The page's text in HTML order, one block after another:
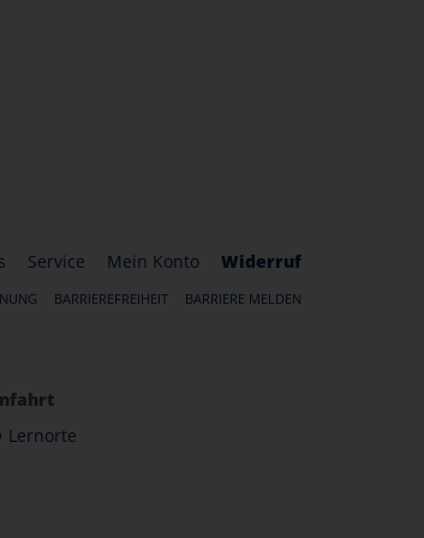
Service Mein Konto Widerruf
BARRIEREFREIHEIT BARRIERE MELDEN
Lernorte